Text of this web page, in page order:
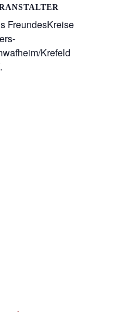
FreundesKreise
Krefeld